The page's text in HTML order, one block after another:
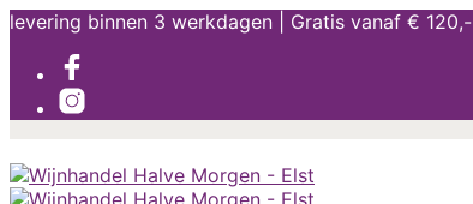
levering binnen 3 werkdagen | Gratis vanaf € 120,-